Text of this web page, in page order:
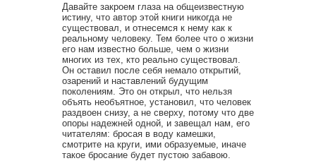
Давайте закроем глаза на общеизвестную
истину, что автор этой книги никогда не
существовал, и отнесемся к нему как к
реальному человеку. Тем более что о жизни
его нам известно больше, чем о жизни
многих из тех, кто реально существовал.
Он оставил после себя немало открытий,
озарений и наставлений будущим
поколениям. Это он открыл, что нельзя
объять необъятное, установил, что человек
раздвоен снизу, а не сверху, потому что две
опоры надежней одной, и завещал нам, его
читателям: бросая в воду камешки,
смотрите на круги, ими образуемые, иначе
такое бросание будет пустою забавою.